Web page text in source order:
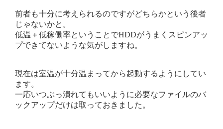
前者も十分に考えられるのですがどちらかという後者
じゃないかと。
低温＋低稼働率ということでHDDがうまくスピンアッ
プできてないような気がしますね。
現在は室温が十分温まってから起動するようにしてい
ます。
一応いつぶっ潰れてもいいように必要なファイルのバ
ックアップだけは取っておきました。